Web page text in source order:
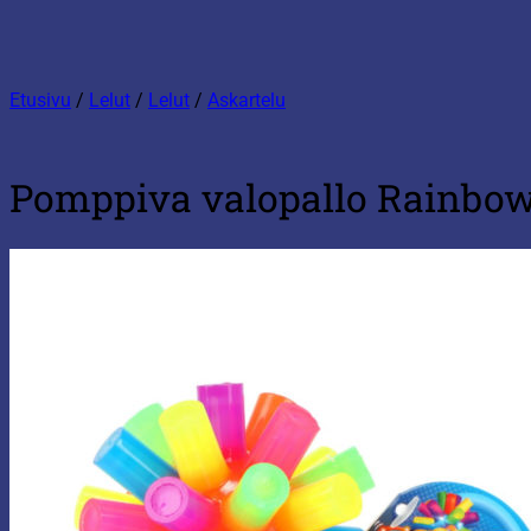
Etusivu / Lelut / Lelut / Askartelu
Pomppiva valopallo